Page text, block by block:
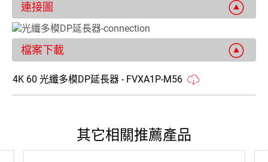
連接圖
檔案下載
4K 60 光纖多模DP延長器 - FVXA1P-M56
其它相關推薦產品